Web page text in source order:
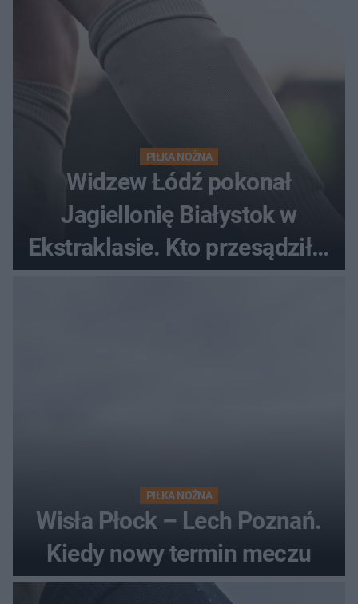
PIŁKA NOŻNA
Widzew Łódź pokonał
Jagiellonię Białystok w
Ekstraklasie. Kto przesądził o
PIŁKA NOŻNA
Wisła Płock – Lech Poznań.
Kiedy nowy termin meczu